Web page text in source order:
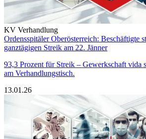
KV Verhandlung
Ordensspitäler Oberösterreich: Beschäftigte
ganztägigen Streik am 22. Jänner
93,3 Prozent für Streik – Gewerkschaft vida
am Verhandlungstisch.
13.01.26